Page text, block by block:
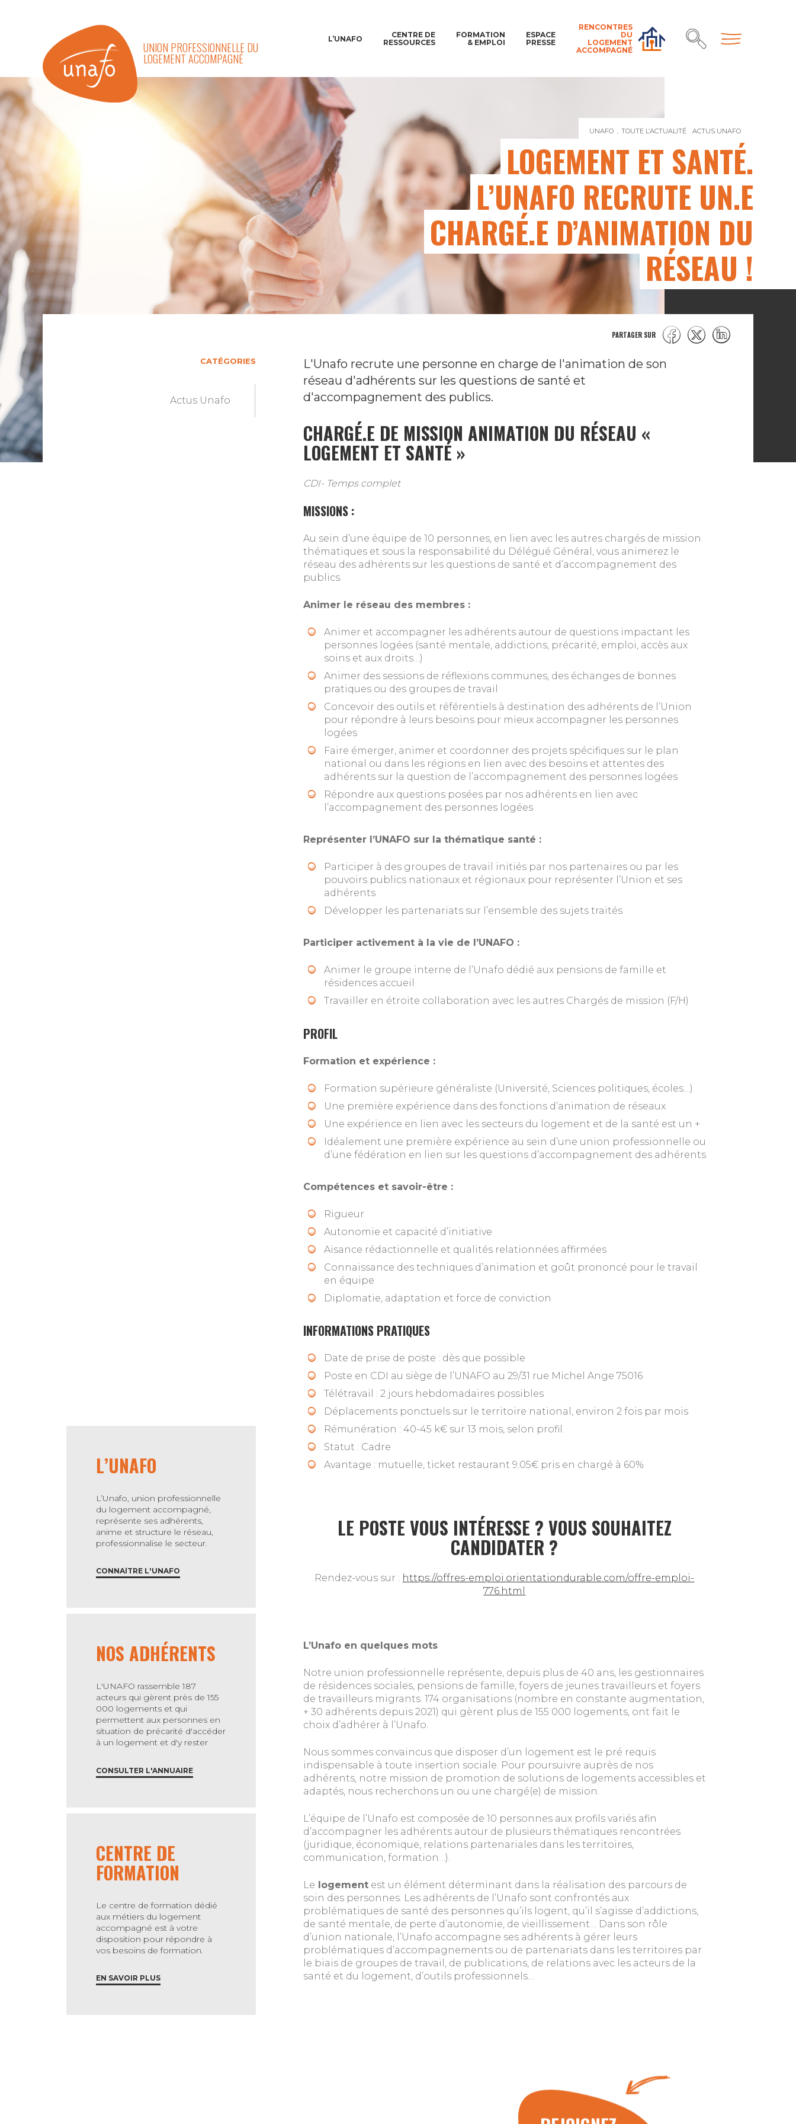
UNION PROFESSIONNELLE DU
LOGEMENT ACCOMPAGNÉ
L’UNAFO
CENTRE DE
RESSOURCES
FORMATION
& EMPLOI
ESPACE
PRESSE
RENCONTRES
DU
LOGEMENT
ACCOMPAGNÉ
UNAFO TOUTE L’ACTUALITÉ
ACTUS UNAFO
LOGEMENT ET SANTÉ,
L’UNAFO RECRUTE UN.E
CHARGÉ.E D’ANIMATION DU
RÉSEAU !
CATÉGORIES
Actus Unafo
L’UNAFO
L’Unafo, union professionnelle
du logement accompagné,
représente ses adhérents,
anime et structure le réseau,
professionnalise le secteur.
CONNAÎTRE L'UNAFO
NOS ADHÉRENTS
L'UNAFO rassemble 187
acteurs qui gèrent près de 155
000 logements et qui
permettent aux personnes en
situation de précarité d'accéder
à un logement et d'y rester
CONSULTER L'ANNUAIRE
CENTRE DE
FORMATION
Le centre de formation dédié
aux métiers du logement
accompagné est à votre
disposition pour répondre à
vos besoins de formation.
EN SAVOIR PLUS
PARTAGER SUR
L'Unafo recrute une personne en charge de l'animation de son
réseau d'adhérents sur les questions de santé et
d'accompagnement des publics.
CHARGÉ.E DE MISSION ANIMATION DU RÉSEAU «
LOGEMENT ET SANTÉ »
CDI- Temps complet
MISSIONS :
Au sein d’une équipe de 10 personnes, en lien avec les autres chargés de mission
thématiques et sous la responsabilité du Délégué Général, vous animerez le
réseau des adhérents sur les questions de santé et d’accompagnement des
publics.
Animer le réseau des membres :
Animer et accompagner les adhérents autour de questions impactant les
personnes logées (santé mentale, addictions, précarité, emploi, accès aux
soins et aux droits…)
Animer des sessions de réflexions communes, des échanges de bonnes
pratiques ou des groupes de travail
Concevoir des outils et référentiels à destination des adhérents de l’Union
pour répondre à leurs besoins pour mieux accompagner les personnes
logées
Faire émerger, animer et coordonner des projets spécifiques sur le plan
national ou dans les régions en lien avec des besoins et attentes des
adhérents sur la question de l’accompagnement des personnes logées
Répondre aux questions posées par nos adhérents en lien avec
l’accompagnement des personnes logées
Représenter l’UNAFO sur la thématique santé :
Participer à des groupes de travail initiés par nos partenaires ou par les
pouvoirs publics nationaux et régionaux pour représenter l’Union et ses
adhérents
Développer les partenariats sur l’ensemble des sujets traités
Participer activement à la vie de l’UNAFO :
Animer le groupe interne de l’Unafo dédié aux pensions de famille et
résidences accueil
Travailler en étroite collaboration avec les autres Chargés de mission (F/H)
PROFIL
Formation et expérience :
Formation supérieure généraliste (Université, Sciences politiques, écoles…)
Une première expérience dans des fonctions d’animation de réseaux
Une expérience en lien avec les secteurs du logement et de la santé est un +
Idéalement une première expérience au sein d’une union professionnelle ou
d’une fédération en lien sur les questions d’accompagnement des adhérents
Compétences et savoir-être :
Rigueur
Autonomie et capacité d’initiative
Aisance rédactionnelle et qualités relationnées affirmées
Connaissance des techniques d’animation et goût prononcé pour le travail
en équipe
Diplomatie, adaptation et force de conviction
INFORMATIONS PRATIQUES
Date de prise de poste : dès que possible
Poste en CDI au siège de l’UNAFO au 29/31 rue Michel Ange 75016
Télétravail : 2 jours hebdomadaires possibles
Déplacements ponctuels sur le territoire national, environ 2 fois par mois
Rémunération : 40-45 k€ sur 13 mois, selon profil.
Statut : Cadre
Avantage : mutuelle, ticket restaurant 9.05€ pris en chargé à 60%
LE POSTE VOUS INTÉRESSE ? VOUS SOUHAITEZ
CANDIDATER ?
Rendez-vous sur : https://offres-emploi.orientationdurable.com/offre-emploi-
776.html
L’Unafo en quelques mots
Notre union professionnelle représente, depuis plus de 40 ans, les gestionnaires
de résidences sociales, pensions de famille, foyers de jeunes travailleurs et foyers
de travailleurs migrants. 174 organisations (nombre en constante augmentation,
+ 30 adhérents depuis 2021) qui gèrent plus de 155 000 logements, ont fait le
choix d’adhérer à l’Unafo.
Nous sommes convaincus que disposer d’un logement est le pré requis
indispensable à toute insertion sociale. Pour poursuivre auprès de nos
adhérents, notre mission de promotion de solutions de logements accessibles et
adaptés, nous recherchons un ou une chargé(e) de mission.
L’équipe de l’Unafo est composée de 10 personnes aux profils variés afin
d’accompagner les adhérents autour de plusieurs thématiques rencontrées
(juridique, économique, relations partenariales dans les territoires,
communication, formation…).
Le logementest un élément déterminant dans la réalisation des parcours de
soin des personnes. Les adhérents de l’Unafo sont confrontés aux
problématiques de santé des personnes qu’ils logent, qu’il s’agisse d’addictions,
de santé mentale, de perte d’autonomie, de vieillissement… Dans son rôle
d’union nationale, l’Unafo accompagne ses adhérents à gérer leurs
problématiques d’accompagnements ou de partenariats dans les territoires par
le biais de groupes de travail, de publications, de relations avec les acteurs de la
santé et du logement, d’outils professionnels…